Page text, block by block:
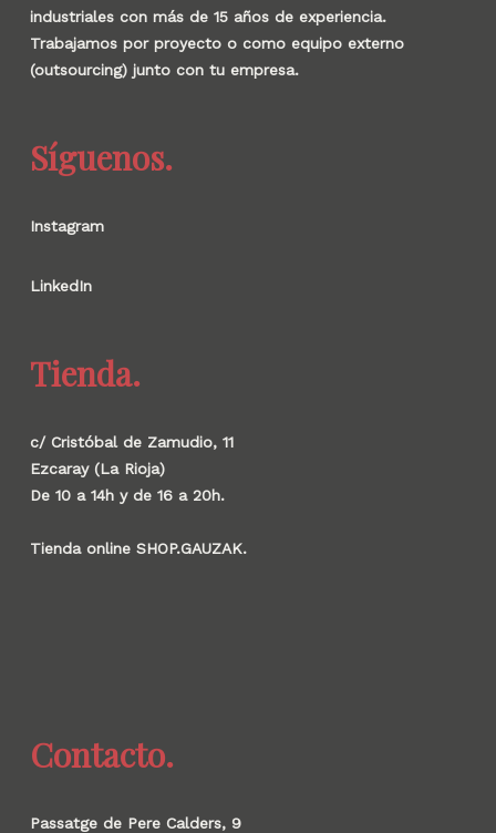
industriales con más de 15 años de experiencia.
Trabajamos por proyecto o como equipo externo
(outsourcing) junto con tu empresa.
Síguenos.
Instagram
LinkedIn
Tienda.
c/ Cristóbal de Zamudio, 11
Ezcaray (La Rioja)
De 10 a 14h y de 16 a 20h.
Tienda online SHOP.GAUZAK.
Contacto.
Passatge de Pere Calders, 9